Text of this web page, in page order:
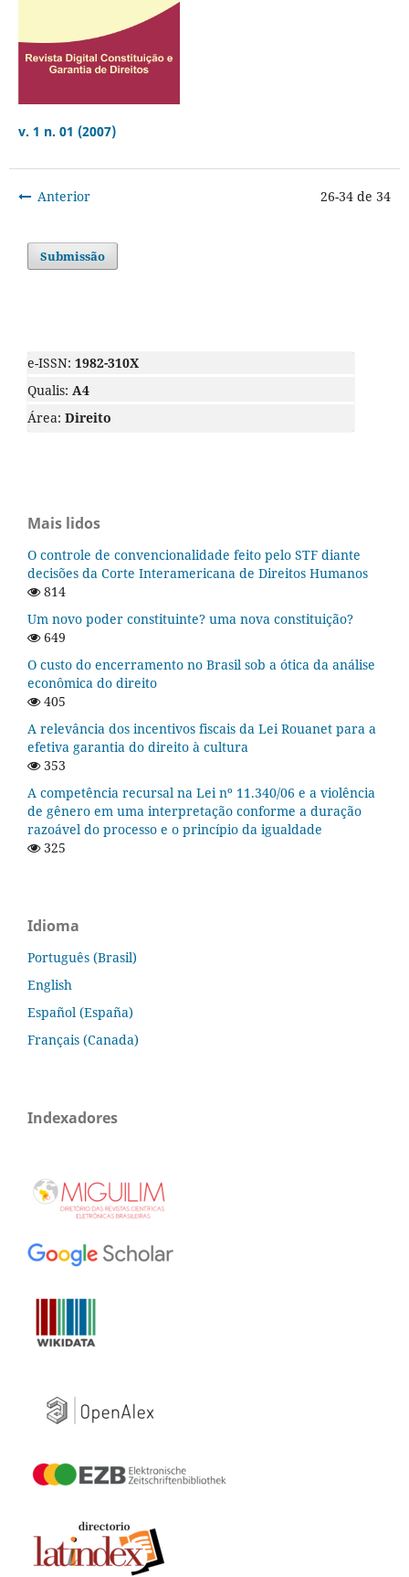
v. 1 n. 01 (2007)
Anterior 26-34 de 34
Submissão
e-ISSN: 1982-310X
Qualis: A4
Área: Direito
Mais lidos
O controle de convencionalidade feito pelo STF diante
decisões da Corte Interamericana de Direitos Humanos
814
Um novo poder constituinte? uma nova constituição?
649
O custo do encerramento no Brasil sob a ótica da análise
econômica do direito
405
A relevância dos incentivos fiscais da Lei Rouanet para a
efetiva garantia do direito à cultura
353
A competência recursal na Lei nº 11.340/06 e a violência
de gênero em uma interpretação conforme a duração
razoável do processo e o princípio da igualdade
325
Idioma
Português (Brasil)
English
Español (España)
Français (Canada)
Indexadores